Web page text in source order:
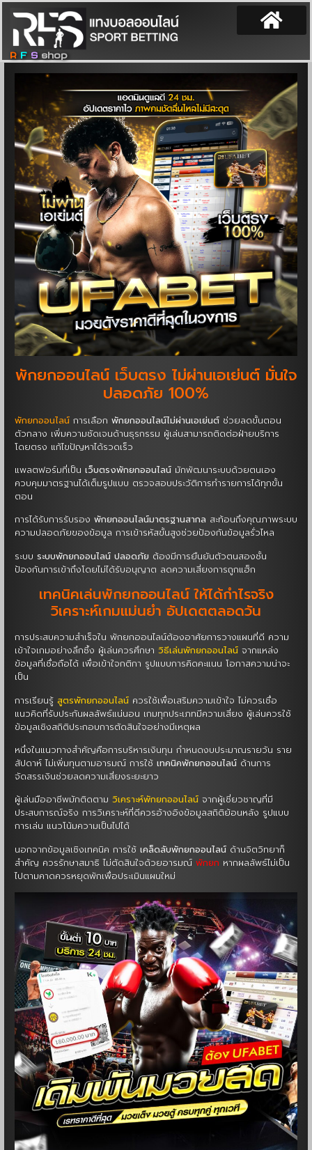
R F S shop
พักยกออนไลน์ เว็บตรง ไม่ผ่านเอเย่นต์ มั่นใจ
ปลอดภัย 100%
พักยกออนไลน์ การเลือก พักยกออนไลน์ไม่ผ่านเอเย่นต์ ช่วยลดขั้นตอน
ตัวกลาง เพิ่มความชัดเจนด้านธุรกรรม ผู้เล่นสามารถติดต่อฝ่ายบริการ
โดยตรง แก้ไขปัญหาได้รวดเร็ว
แพลตฟอร์มที่เป็น เว็บตรงพักยกออนไลน์ มักพัฒนาระบบด้วยตนเอง
ควบคุมมาตรฐานได้เต็มรูปแบบ ตรวจสอบประวัติการทำรายการได้ทุกขั้น
ตอน
การได้รับการรับรอง พักยกออนไลน์มาตรฐานสากล สะท้อนถึงคุณภาพระบบ
ความปลอดภัยของข้อมูล การเข้ารหัสขั้นสูงช่วยป้องกันข้อมูลรั่วไหล
ระบบ ระบบพักยกออนไลน์ ปลอดภัย ต้องมีการยืนยันตัวตนสองชั้น
ป้องกันการเข้าถึงโดยไม่ได้รับอนุญาต ลดความเสี่ยงการถูกแฮ็ก
เทคนิคเล่นพักยกออนไลน์ ให้ได้กำไรจริง
วิเคราะห์เกมแม่นยำ อัปเดตตลอดวัน
การประสบความสำเร็จใน พักยกออนไลน์ต้องอาศัยการวางแผนที่ดี ความ
เข้าใจเกมอย่างลึกซึ้ง ผู้เล่นควรศึกษา วิธีเล่นพักยกออนไลน์ จากแหล่ง
ข้อมูลที่เชื่อถือได้ เพื่อเข้าใจกติกา รูปแบบการคิดคะแนน โอกาสความน่าจะ
เป็น
การเรียนรู้ สูตรพักยกออนไลน์ ควรใช้เพื่อเสริมความเข้าใจ ไม่ควรเชื่อ
แนวคิดที่รับประกันผลลัพธ์แน่นอน เกมทุกประเภทมีความเสี่ยง ผู้เล่นควรใช้
ข้อมูลเชิงสถิติประกอบการตัดสินใจอย่างมีเหตุผล
หนึ่งในแนวทางสำคัญคือการบริหารเงินทุน กำหนดงบประมาณรายวัน ราย
สัปดาห์ ไม่เพิ่มทุนตามอารมณ์ การใช้ เทคนิคพักยกออนไลน์ ด้านการ
จัดสรรเงินช่วยลดความเสี่ยงระยะยาว
ผู้เล่นมืออาชีพมักติดตาม วิเคราะห์พักยกออนไลน์ จากผู้เชี่ยวชาญที่มี
ประสบการณ์จริง การวิเคราะห์ที่ดีควรอ้างอิงข้อมูลสถิติย้อนหลัง รูปแบบ
การเล่น แนวโน้มความเป็นไปได้
นอกจากข้อมูลเชิงเทคนิค การใช้ เคล็ดลับพักยกออนไลน์ ด้านจิตวิทยาก็
สำคัญ ควรรักษาสมาธิ ไม่ตัดสินใจด้วยอารมณ์ พักยก หากผลลัพธ์ไม่เป็น
ไปตามคาดควรหยุดพักเพื่อประเมินแผนใหม่